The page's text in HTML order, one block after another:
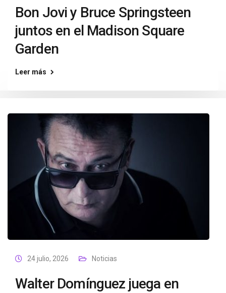
Bon Jovi y Bruce Springsteen
juntos en el Madison Square
Garden
Leer más
24 julio, 2026 Noticias
Walter Domínguez juega en